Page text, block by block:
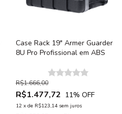
Case Rack 19" Armer Guarder
8U Pro Profissional em ABS
R$1.477,72
R$1.666,00
11% OFF
12 x de R$123,14 sem juros